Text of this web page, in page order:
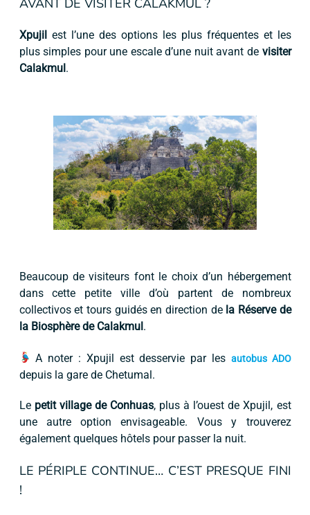
Xpujilest l’une des options les plus fréquentes et les
plus simples pour une escale d’une nuit avant de visiter
Calakmul.
Beaucoup de visiteurs font le choix d’un hébergement
dans cette petite ville d’où partent de nombreux
collectivos et tours guidés en direction de la Réserve de
la Biosphère de Calakmul .
A noter : Xpujil est desservie par les autobus ADO
depuis la gare de Chetumal.
Le petit village de Conhuas, plus à l’ouest de Xpujil, est
une autre option envisageable. Vous y trouverez
également quelques hôtels pour passer la nuit.
LE PÉRIPLE CONTINUE… C’EST PRESQUE FINI
!